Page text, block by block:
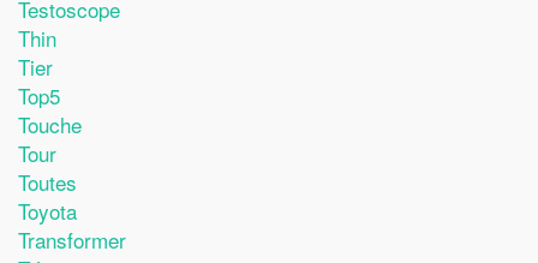
Testoscope
Thin
Tier
Top5
Touche
Tour
Toutes
Toyota
Transformer